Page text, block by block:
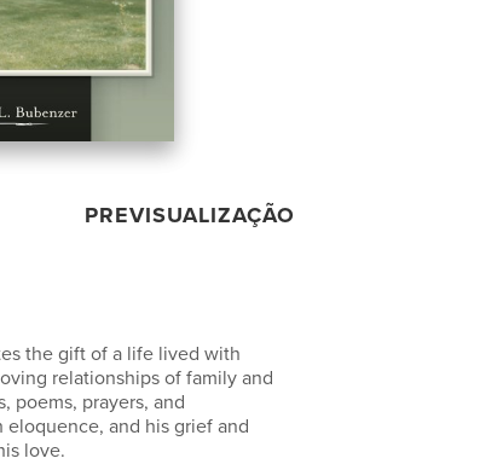
PREVISUALIZAÇÃO
the gift of a life lived with
relationships of family and
poems, prayers, and
and his grief and
love.